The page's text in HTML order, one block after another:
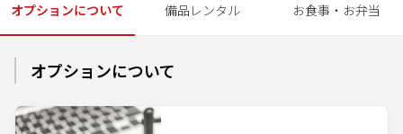
オプションについて 備品レンタル お食事・お弁当
オプションについて